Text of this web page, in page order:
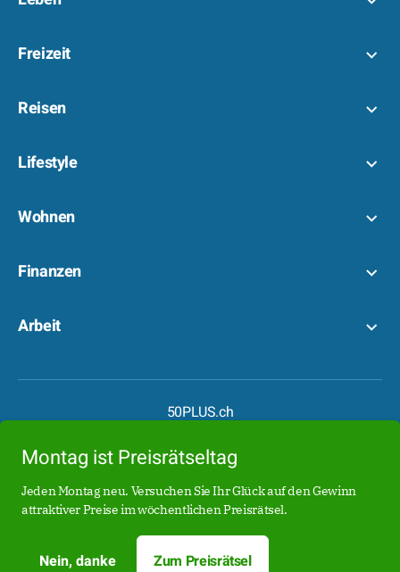
Freizeit
Reisen
Lifestyle
Wohnen
Finanzen
Arbeit
50PLUS.ch
Boomer.at
Date50.ch
Date50.de
Montag ist Preisrätseltag
Jeden Montag neu. Versuchen Sie Ihr Glück auf den Gewinn
attraktiver Preise im wöchentlichen Preisrätsel.
Nein, danke Zum Preisrätsel